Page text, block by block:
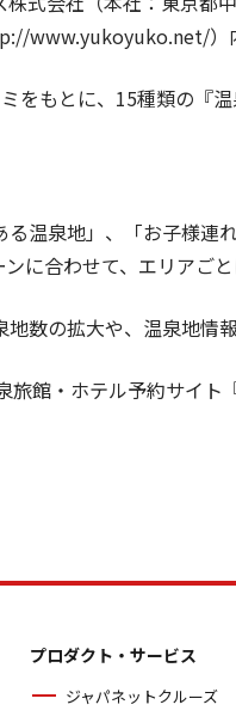
www.yukoyuko.net/）
もとに、15種類の『
温泉地」、「お子様
に合わせて、エリアご
数の拡大や、温泉地情
旅館・ホテル予約サイ
プロダクト・サービス
ジャパネットクルーズ